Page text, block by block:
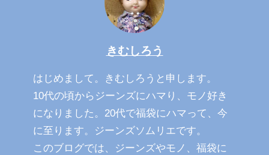
きむしろう
はじめまして。きむしろうと申します。
10代の頃からジーンズにハマり、モノ好き
になりました。20代で福袋にハマって、今
に至ります。ジーンズソムリエです。
このブログでは、ジーンズやモノ、福袋に